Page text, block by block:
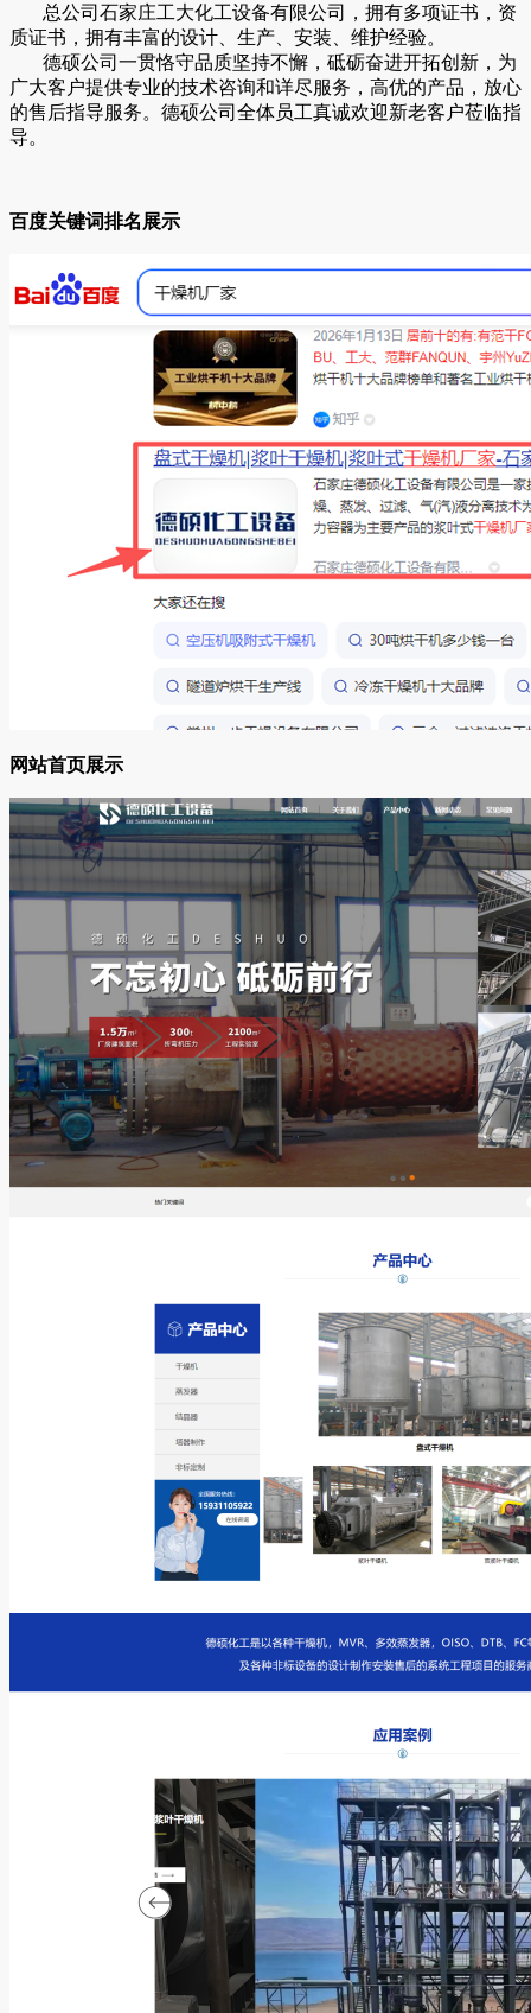
总公司石家庄工大化工设备有限公司，拥有多项证书，资
质证书，拥有丰富的设计、生产、安装、维护经验。
德硕公司一贯恪守品质坚持不懈，砥砺奋进开拓创新，为
广大客户提供专业的技术咨询和详尽服务，高优的产品，放心
的售后指导服务。德硕公司全体员工真诚欢迎新老客户莅临指
导。
百度关键词排名展示
网站首页展示